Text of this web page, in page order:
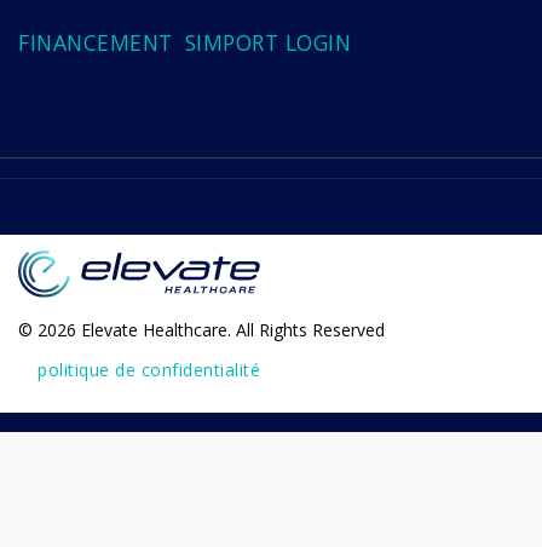
FINANCEMENT SIMPORT LOGIN
© 2026 Elevate Healthcare. All Rights Reserved
politique de confidentialité